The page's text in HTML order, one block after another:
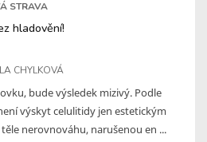
STRAVA
hladovění!
CHYLKOVÁ
bude výsledek mizivý. Podle
výskyt celulitidy jen estetickým
nerovnováhu, narušenou en ...